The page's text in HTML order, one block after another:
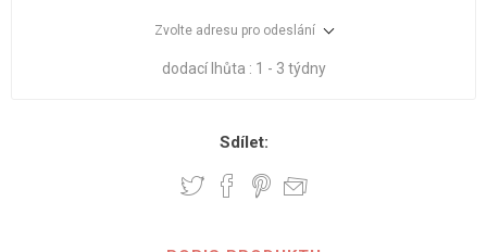
Zvolte adresu pro odeslání
dodací lhůta : 1 - 3 týdny
Sdílet: